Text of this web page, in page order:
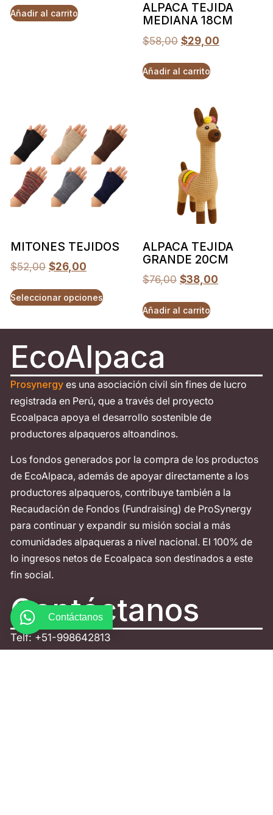
Añadir al carrito
ALPACA TEJIDA
MEDIANA 18CM
$58,00 $29,00
Añadir al carrito
MITONES TEJIDOS
$52,00 $26,00
Seleccionar opciones
ALPACA TEJIDA
GRANDE 20CM
$76,00 $38,00
Añadir al carrito
EcoAlpaca
Prosynergy es una asociación civil sin fines de lucro
registrada en Perú, que a través del proyecto
Ecoalpaca apoya el desarrollo sostenible de
productores alpaqueros altoandinos.
Los fondos generados por la compra de los productos
de EcoAlpaca, además de apoyar directamente a los
productores alpaqueros, contribuye también a la
Recaudación de Fondos (Fundraising) de ProSynergy
para continuar y expandir su misión social a más
comunidades alpaqueras a nivel nacional. El 100% de
lo ingresos netos de Ecoalpaca son destinados a este
fin social.
Contáctanos
Telf: +51-998642813
Contáctanos